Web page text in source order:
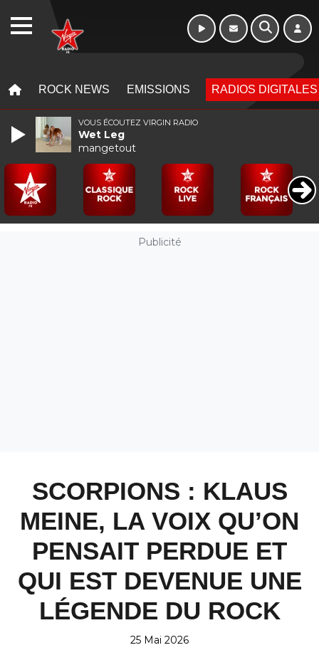
ROCK NEWS EMISSIONS RADIOS DIGITALES
Publicité
SCORPIONS : KLAUS
MEINE, LA VOIX QU’ON
PENSAIT PERDUE ET
QUI EST DEVENUE UNE
LÉGENDE DU ROCK
25 Mai 2026
VOUS ÉCOUTEZ VIRGIN RADIO
Wet Leg
mangetout
WEBRADIO